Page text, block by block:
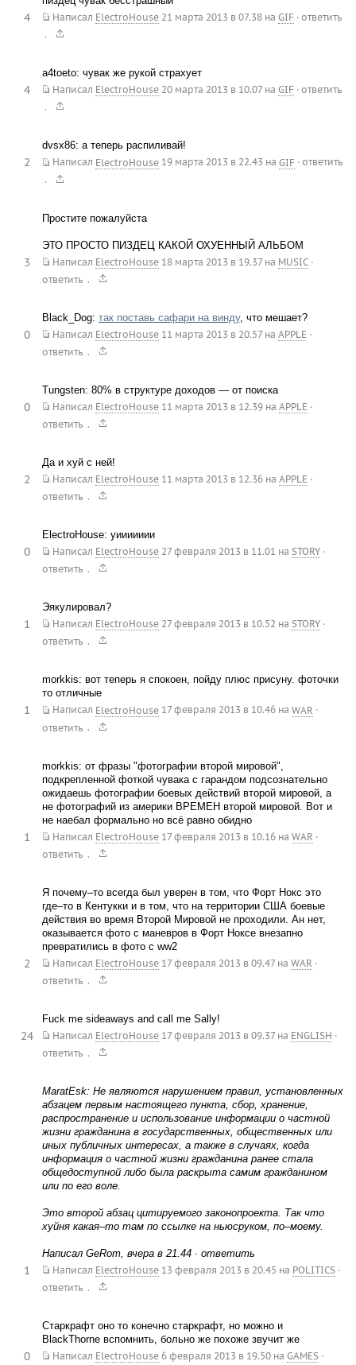
Написал ElectroHouse 21 марта 2013 в 07.38на GIF · ответить
.
4
a4toeto: чувак же рукой страхует
Написал ElectroHouse 20 марта 2013 в 10.07на GIF · ответить
.
4
dvsx86: а теперь распиливай!
Написал ElectroHouse 19 марта 2013 в 22.43 на GIF · ответить
.
2
Простите пожалуйста
ЭТО ПРОСТО ПИЗДЕЦ КАКОЙ ОХУЕННЫЙ АЛЬБОМ
Написал ElectroHouse 18 марта 2013 в 19.37на MUSIC ·
ответить .
3
Black_Dog: так поставь сафари на винду, что мешает?
Написал ElectroHouse 11 марта 2013 в 20.57на APPLE ·
ответить .
0
Tungsten: 80% в структуре доходов — от поиска
Написал ElectroHouse 11 марта 2013 в 12.39на APPLE ·
ответить .
0
Да и хуй с ней!
Написал ElectroHouse 11 марта 2013 в 12.36на APPLE ·
ответить .
2
ElectroHouse: уиииииии
Написал ElectroHouse 27 февраля 2013 в 11.01 на STORY ·
ответить .
0
Эякулировал?
Написал ElectroHouse 27 февраля 2013 в 10.52 на STORY ·
ответить .
1
morkkis: вот теперь я спокоен, пойду плюс присуну. фоточки
то отличные
Написал ElectroHouse 17 февраля 2013 в 10.46на WAR ·
ответить .
1
morkkis: от фразы "фотографии второй мировой",
подкрепленной фоткой чувака с гарандом подсознательно
ожидаешь фотографии боевых действий второй мировой, а
не фотографий из америки ВРЕМЕН второй мировой. Вот и
не наебал формально но всё равно обидно
Написал ElectroHouse 17 февраля 2013 в 10.16на WAR ·
ответить .
1
Я почему–то всегда был уверен в том, что Форт Нокс это
где–то в Кентукки и в том, что на территории США боевые
действия во время Второй Мировой не проходили. Ан нет,
оказывается фото с маневров в Форт Ноксе внезапно
превратились в фото с ww2
Написал ElectroHouse 17 февраля 2013 в 09.47на WAR ·
ответить .
2
Fuck me sideaways and call me Sally!
Написал ElectroHouse 17 февраля 2013 в 09.37на ENGLISH ·
ответить .
24
MaratEsk: Не являются нарушением правил, установленных
абзацем первым настоящего пункта, сбор, хранение,
распространение и использование информации о частной
жизни гражданина в государственных, общественных или
иных публичных интересах, а также в случаях, когда
информация о частной жизни гражданина ранее стала
общедоступной либо была раскрыта самим гражданином
или по его воле.
Это второй абзац цитируемого законопроекта. Так что
хуйня какая–то там по ссылке на ньюсруком, по–моему.
Написал GeRom, вчера в 21.44 · ответить
Написал ElectroHouse 13 февраля 2013 в 20.45 на POLITICS ·
ответить .
1
Старкрафт оно то конечно старкрафт, но можно и
BlackThorne вспомнить, больно же похоже звучит же
Написал ElectroHouse 6 февраля 2013 в 19.50на GAMES ·
0